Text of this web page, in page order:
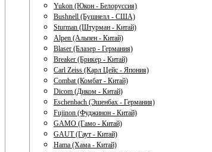
Yukon (Юкон - Белоруссия)
Bushnell (Бушнелл - США)
Sturman (Штурман - Китай)
Alpen (Альпен - Китай)
Blaser (Блазер - Германия)
Breaker (Брикер - Китай)
Carl Zeiss (Карл Цейс - Япония)
Combat (Комбат - Китай)
Dicom (Диком - Китай)
Eschenbach (Эшенбах - Германия)
Fujinon (Фуджинон - Китай)
GAMO (Гамо - Китай)
GAUT (Гаут - Китай)
Hama (Хама - Китай)